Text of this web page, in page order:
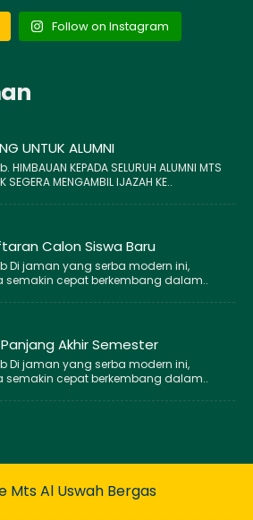
Follow on Instagram
UNTUK ALUMNI
KEPADA SELURUH ALUMNI MTS
SEGERA MENGAMBIL IJAZAH KE..
Calon Siswa Baru
Di jaman yang serba modern ini,
semakin cepat berkembang dalam..
Akhir Semester
Di jaman yang serba modern ini,
semakin cepat berkembang dalam..
Mts Al Uswah Bergas